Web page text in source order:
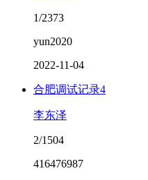
1/2373
yun2020
2022-11-04
合肥调试记录4
李东泽
2/1504
416476987